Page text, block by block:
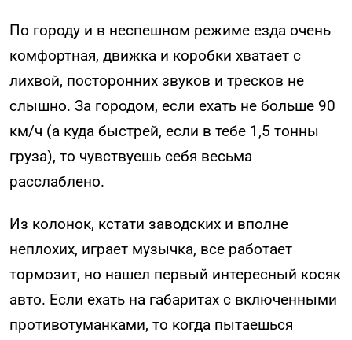
По городу и в неспешном режиме езда очень
комфортная, движка и коробки хватает с
лихвой, посторонних звуков и тресков не
слышно. За городом, если ехать не больше 90
км/ч (а куда быстрей, если в тебе 1,5 тонны
груза), то чувствуешь себя весьма
расслаблено.
Из колонок, кстати заводских и вполне
неплохих, играет музычка, все работает
тормозит, но нашел первый интересный косяк
авто. Если ехать на габаритах с включенными
противотуманками, то когда пытаешься